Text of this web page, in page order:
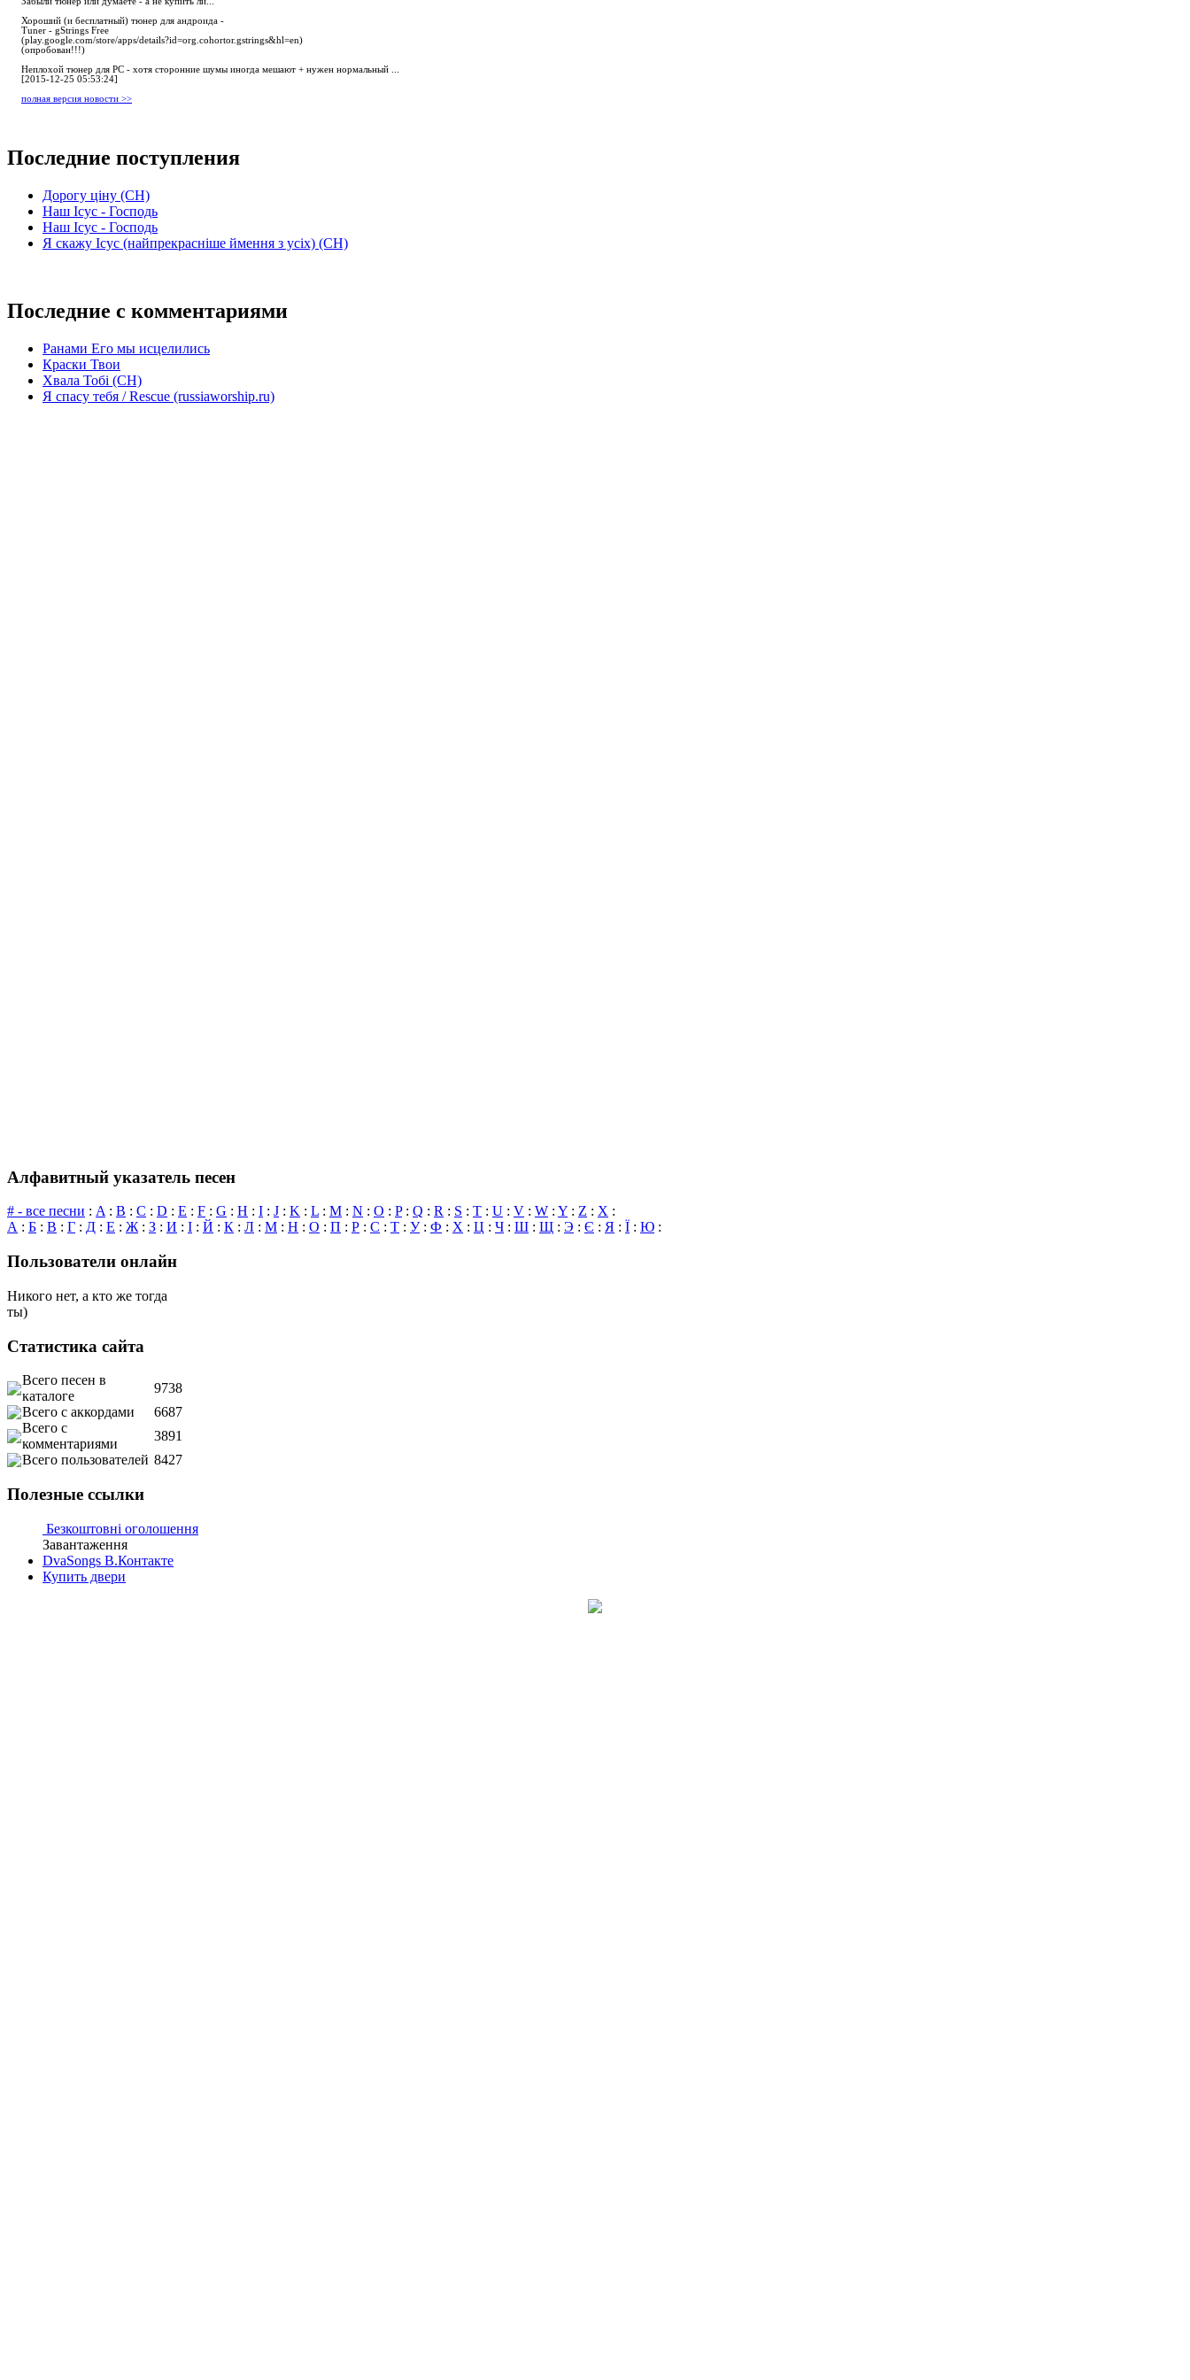
Хороший (и бесплатный) тюнер для андроида -
Tuner - gStrings Free
(play.google.com/store/apps/details?id=org.cohortor.gstrings&hl=en)
(опробован!!!)
Неплохой тюнер для РС - хотя сторонние шумы иногда мешают + нужен нормальный ...
[2015-12-25 05:53:24]
полная версия новости >>
Последние поступления
Дорогу ціну (СН)
Наш Ісус - Господь
Наш Ісус - Господь
Я скажу Ісус (найпрекрасніше ймення з усіх) (СН)
Последние с комментариями
Ранами Его мы исцелились
Краски Твои
Хвала Тобі (СН)
Я спасу тебя / Rescue (russiaworship.ru)
Алфавитный указатель песен
# - все песни : A: B : C : D : E : F : G : H : I : J : K : L : M : N : O : P: Q : R : S : T : U : V : W : Y : Z : X :
А : Б : В : Г : Д : Е : Ж: З : И : І : Й : К : Л : М : Н : О : П : Р : С : Т : У: Ф : Х : Ц : Ч : Ш : Щ : Э : Є : Я : Ї : Ю :
Пользователи онлайн
Никого нет, а кто же тогда
ты)
Статистика сайта
Всего песен в
каталоге
9738
Всего с аккордами
6687
Всего с
комментариями
3891
Всего пользователей 8427
Полезные ссылки
Безкоштовні оголошення
Завантаження
DvaSongs В.Контакте
Купить двери